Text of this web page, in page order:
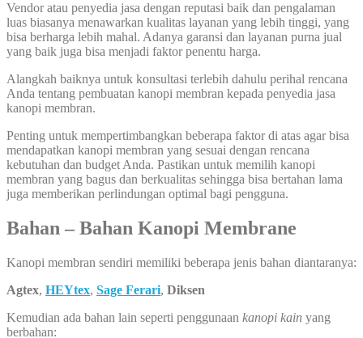
Vendor atau penyedia jasa dengan reputasi baik dan pengalaman
luas biasanya menawarkan kualitas layanan yang lebih tinggi, yang
bisa berharga lebih mahal. Adanya garansi dan layanan purna jual
yang baik juga bisa menjadi faktor penentu harga.
Alangkah baiknya untuk konsultasi terlebih dahulu perihal rencana
Anda tentang pembuatan kanopi membran kepada penyedia jasa
kanopi membran.
Penting untuk mempertimbangkan beberapa faktor di atas agar bisa
mendapatkan kanopi membran yang sesuai dengan rencana
kebutuhan dan budget Anda. Pastikan untuk memilih kanopi
membran yang bagus dan berkualitas sehingga bisa bertahan lama
juga memberikan perlindungan optimal bagi pengguna.
Bahan – Bahan Kanopi Membrane
Kanopi membran sendiri memiliki beberapa jenis bahan diantaranya:
Agtex, HEYtex, Sage Ferari, Diksen
Kemudian ada bahan lain seperti penggunaan kanopi kain yang
berbahan: